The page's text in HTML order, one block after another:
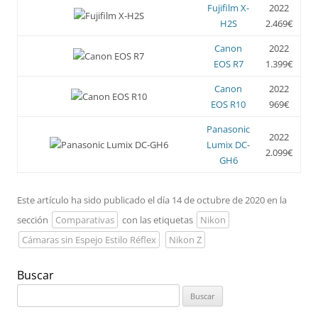
Fujifilm X-
H2S
2022
2.469€
Canon
EOS R7
2022
1.399€
Canon
EOS R10
2022
969€
Panasonic
Lumix DC-
GH6
2022
2.099€
Este artículo ha sido publicado el día 14 de octubre de 2020 en la
sección
Comparativas con las etiquetas
Nikon
Cámaras sin Espejo Estilo Réflex
Nikon Z
Buscar